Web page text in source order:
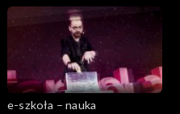
e-szkoła – nauka